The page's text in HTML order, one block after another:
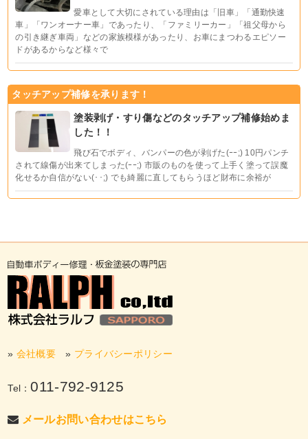
愛車として大切にされている理由は「旧車」「通勤快速
車」「ワンオーナー車」であったり、「ファミリーカー」「祖父母から
の引き継ぎ車両」などの家族模様があったり、お車にまつわるエピソー
ドがあるからなど様々で
タッチアップ補修を承ります！
塗装剥げ・すり傷などのタッチアップ補修始めま
した！！
飛び石でボディ、バンパーの色が剥げた(ｰｰ;) 10円パンチ
されて線傷が出来てしまった(ｰｰ;) 市販のものを使って上手く塗って誤魔
化せるか自信がない(･･;) でも綺麗に直してもらうほど財布に余裕が
» 会社概要 » プライバシーポリシー
Tel：011-792-9125
メールお問い合わせはこちら